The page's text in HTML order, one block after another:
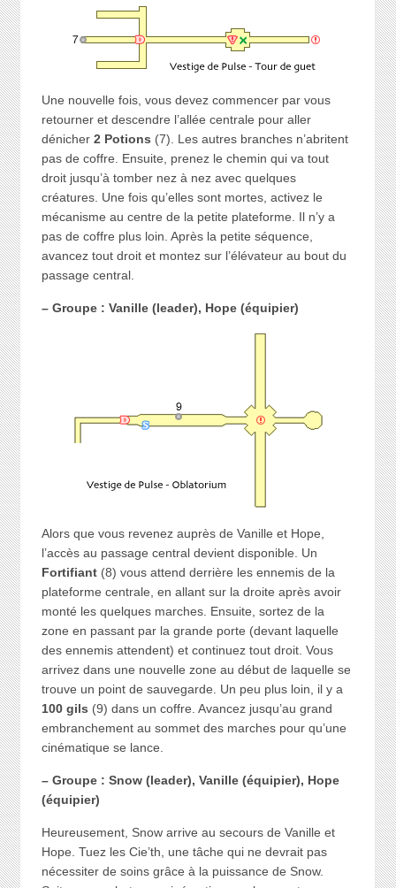
Une nouvelle fois, vous devez commencer par vous
retourner et descendre l’allée centrale pour aller
dénicher 2 Potions (7). Les autres branches n’abritent
pas de coffre. Ensuite, prenez le chemin qui va tout
droit jusqu’à tomber nez à nez avec quelques
créatures. Une fois qu’elles sont mortes, activez le
mécanisme au centre de la petite plateforme. Il n’y a
pas de coffre plus loin. Après la petite séquence,
avancez tout droit et montez sur l’élévateur au bout du
passage central.
– Groupe : Vanille (leader), Hope (équipier)
Alors que vous revenez auprès de Vanille et Hope,
l’accès au passage central devient disponible. Un
Fortifiant(8) vous attend derrière les ennemis de la
plateforme centrale, en allant sur la droite après avoir
monté les quelques marches. Ensuite, sortez de la
zone en passant par la grande porte (devant laquelle
des ennemis attendent) et continuez tout droit. Vous
arrivez dans une nouvelle zone au début de laquelle se
trouve un point de sauvegarde. Un peu plus loin, il y a
100 gils (9) dans un coffre. Avancez jusqu’au grand
embranchement au sommet des marches pour qu’une
cinématique se lance.
– Groupe : Snow (leader), Vanille (équipier), Hope
(équipier)
Heureusement, Snow arrive au secours de Vanille et
Hope. Tuez les Cie’th, une tâche qui ne devrait pas
nécessiter de soins grâce à la puissance de Snow.